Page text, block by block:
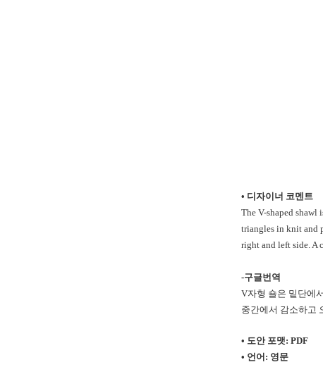
• 디자이너 코멘트
The V-shaped shawl
triangles in knit and
right and left side. A
-구글번역
V자형 숄은 밑단에
중간에서 감소하고
• 도안 포맷: PDF
• 언어: 영문